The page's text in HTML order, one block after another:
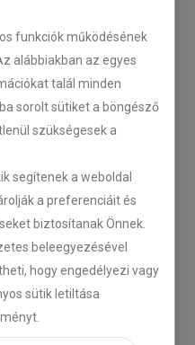
funkciók működésének
alábbiakban az egyes
talál minden
sorolt sütiket a böngésző
szükségesek a
segítenek a weboldal
a preferenciáit és
biztosítanak Önnek.
beleegyezésével
hogy engedélyezi vagy
sütik letiltása
teherautókhoz
MAX 2006 –
beszerelés
12
Zero tempomat